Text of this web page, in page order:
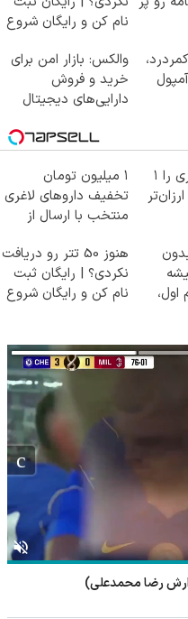
نام کن و رایگان شروع
والکس: بازار امن برای
خرید و فروش
دارایی‌های دیجیتال
آمپول‌های لاغری را ۱
۱ میلیون تومان
تخفیف داروهای لاغری
منتخب با ارسال از
هنوز 50 تتر رو دریافت
نکردی؟ | رایگان ثبت
نام کن و رایگان شروع
- مارک بادوفسکی